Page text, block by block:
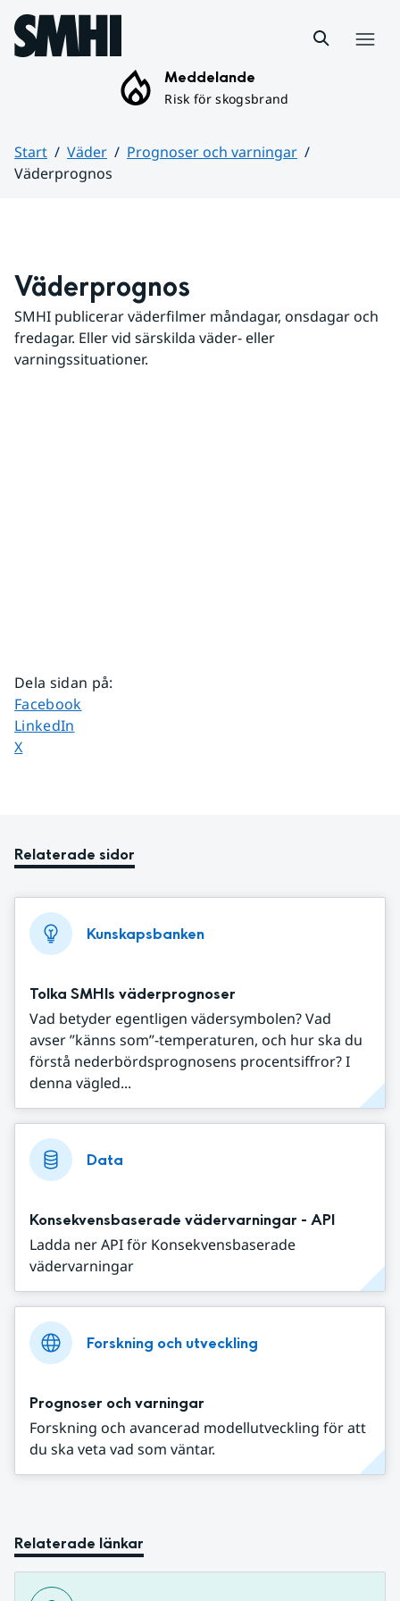
Hoppa till sidans innehåll
Meddelande
Risk för skogsbrand
Start Väder
Prognoser och varningar
Väderprognos
Väderprognos
SMHI publicerar väderfilmer måndagar, onsdagar och
fredagar. Eller vid särskilda väder- eller
varningssituationer.
Dela sidan på:
Dela sidan på
Facebook
Dela sidan på
LinkedIn
Dela sidan på
X
Relaterade sidor
Kunskapsbanken
Tolka SMHIs väderprognoser
Vad betyder egentligen vädersymbolen? Vad
avser ”känns som”-temperaturen, och hur ska du
förstå nederbördsprognosens procentsiffror? I
denna vägled...
Data
Konsekvensbaserade vädervarningar - API
Ladda ner API för Konsekvensbaserade
vädervarningar
Forskning och utveckling
Prognoser och varningar
Forskning och avancerad modellutveckling för att
du ska veta vad som väntar.
Relaterade länkar